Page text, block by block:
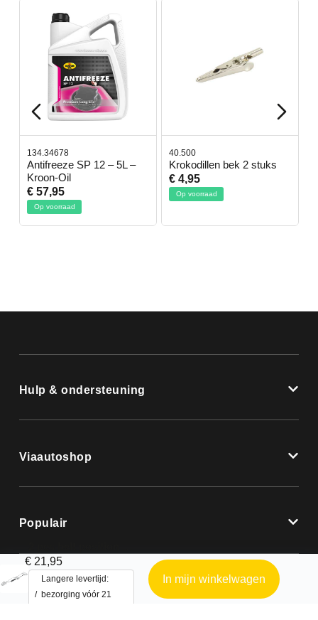
134.34678
Antifreeze SP 12 – 5L –
Kroon-Oil
€ 57,95
Op voorraad
40.500
Krokodillen bek 2 stuks
€ 4,95
Op voorraad
Hulp & ondersteuning
Viaautoshop
Populair
€ 21,95
Langere levertijd:
bezorging vóór 21
In mijn winkelwagen